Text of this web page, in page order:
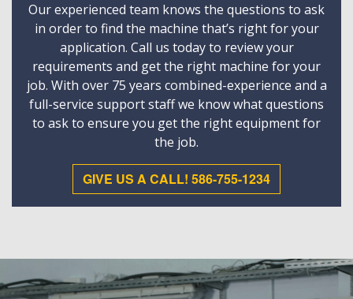
Our experienced team knows the questions to ask
in order to find the machine that’s right for your
application. Call us today to review your
requirements and get the right machine for your
job. With over 75 years combined-experience and a
full-service support staff we know what questions
to ask to ensure you get the right equipment for
the job.
GIVE US A CALL! 586-755-1234